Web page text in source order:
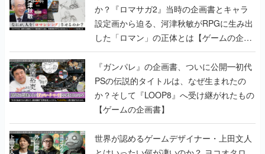
書】
『ガンパレ』の企画書、ついに公開━初代
PSの伝説的タイトルは、なぜ生まれたの
か？そして『LOOP8』へ受け継がれたもの
【ゲームの企画書】
世界が認めるゲームデザイナー・上田文人
とはいったい何が凄いのか？ ヨコオタロ
ウ・外山圭一郎らと共に『ICO』に込めら
れたこだわりを語り尽くす！【ゲームの企
画書】